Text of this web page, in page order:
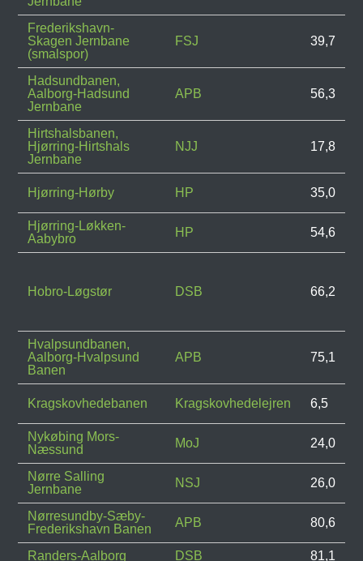
Frederikshavn-
Skagen Jernbane
(smalspor)
FSJ 39,7
Hadsundbanen,
Aalborg-Hadsund
Jernbane
APB 56,3
Hirtshalsbanen,
Hjørring-Hirtshals
Jernbane
NJJ 17,8
Hjørring-Hørby HP 35,0
Hjørring-Løkken-
Aabybro
HP 54,6
Hobro-Løgstør DSB 66,2
Hvalpsundbanen,
Aalborg-Hvalpsund
Banen
APB 75,1
Kragskovhedebanen Kragskovhedelejren 6,5
Nykøbing Mors-
Næssund
MoJ 24,0
Nørre Salling
Jernbane
NSJ 26,0
Nørresundby-Sæby-
Frederikshavn Banen
APB 80,6
Randers-Aalborg DSB 81,1